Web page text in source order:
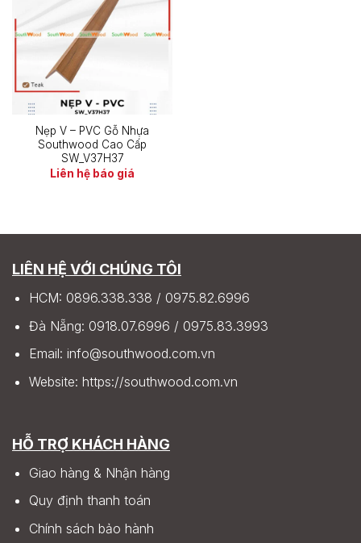
Nẹp V – PVC Gỗ Nhựa
Southwood Cao Cấp
SW_V37H37
Liên hệ báo giá
LIÊN HỆ VỚI CHÚNG TÔI
HCM: 0896.338.338 / 0975.82.6996
Đà Nẵng: 0918.07.6996 / 0975.83.3993
Email: info@southwood.com.vn
Website: https://southwood.com.vn
HỖ TRỢ KHÁCH HÀNG
Giao hàng & Nhận hàng
Quy định thanh toán
Chính sách bảo hành